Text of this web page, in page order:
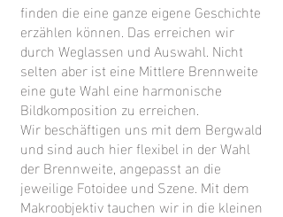
finden die eine ganze eigene Geschichte
erzählen können. Das erreichen wir
durch Weglassen und Auswahl. Nicht
selten aber ist eine Mittlere Brennweite
eine gute Wahl eine harmonische
Bildkomposition zu erreichen.
Wir beschäftigen uns mit dem Bergwald
und sind auch hier flexibel in der Wahl
der Brennweite, angepasst an die
jeweilige Fotoidee und Szene. Mit dem
Makroobjektiv tauchen wir in die kleinen